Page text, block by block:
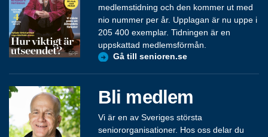
medlemstidning och den kommer ut med
nio nummer per år. Upplagan är nu uppe i
205 400 exemplar. Tidningen är en
uppskattad medlemsförmån.
Gå till senioren.se
Bli medlem
Vi är en av Sveriges största
seniororganisationer. Hos oss delar du